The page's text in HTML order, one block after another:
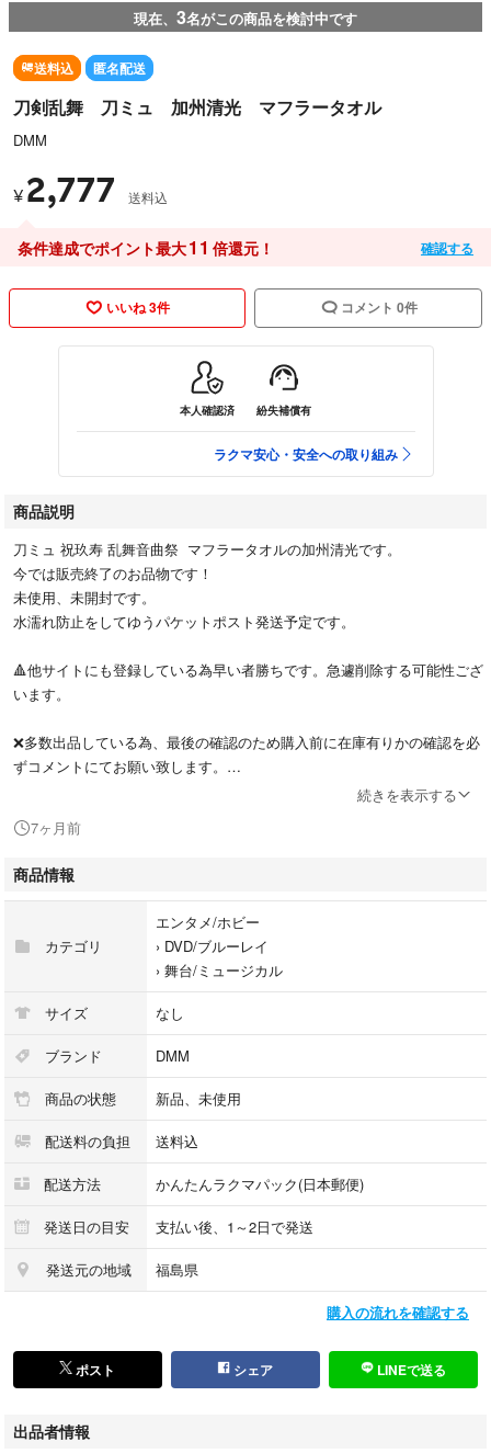
現在、 3名がこの商品を検討中です
送料込 匿名配送
刀剣乱舞 刀ミュ 加州清光 マフラータオル
DMM
¥ 2,777 送料込
条件達成でポイント最大11 倍還元！ 確認する
いいね 3件 コメント 0件
本人確認済 紛失補償有
ラクマ安心・安全への取り組み
商品説明
刀ミュ 祝玖寿 乱舞音曲祭 マフラータオルの加州清光です。
今では販売終了のお品物です！
未使用、未開封です。
水濡れ防止をしてゆうパケットポスト発送予定です。
🔺他サイトにも登録している為早い者勝ちです。急遽削除する可能性ござ
います。
❌多数出品している為、最後の確認のため購入前に在庫有りかの確認を必
ずコメントにてお願い致します。
#アクスタ
#刀ミュ
#すえひろがり
#石川凌雅
#缶バッジ
#北園涼
#大平峻也
#鳥越裕貴
#石切丸
#長曽祢虎徹
#にっかり青江
#新木宏典
#三浦宏規
#田村心
続きを表示する
7ヶ月前
商品情報
カテゴリ
エンタメ/ホビー
› DVD/ブルーレイ
› 舞台/ミュージカル
サイズ なし
ブランド DMM
商品の状態 新品、未使用
配送料の負担 送料込
配送方法 かんたんラクマパック(日本郵便)
発送日の目安 支払い後、1～2日で発送
発送元の地域 福島県
購入の流れを確認する
ポスト シェア LINEで送る
出品者情報